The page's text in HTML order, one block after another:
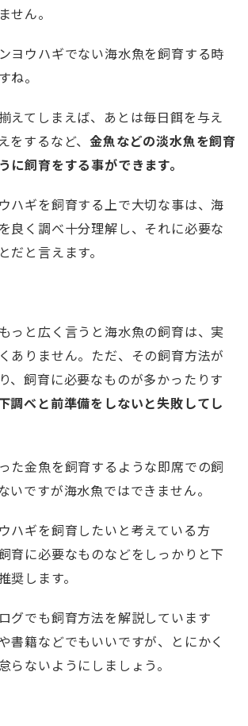
せん。
ヨウハギでない海水魚を飼育する時
ね。
えてしまえば、あとは毎日餌を与え
をするなど、金魚などの淡水魚を飼育
に飼育をする事ができます。
ハギを飼育する上で大切な事は、海
良く調べ十分理解し、それに必要な
だと言えます。
っと広く言うと海水魚の飼育は、実
ありません。ただ、その飼育方法が
、飼育に必要なものが多かったりす
調べと前準備をしないと失敗してし
た金魚を飼育するような即席での飼
いですが海水魚ではできません。
ハギを飼育したいと考えている方
育に必要なものなどをしっかりと下
奨します。
グでも飼育方法を解説しています
書籍などでもいいですが、とにかく
らないようにしましょう。